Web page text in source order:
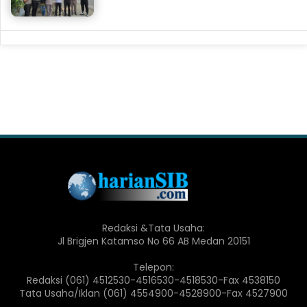
Redaksi &Tata Usaha:
Jl Brigjen Katamso No 66 AB Medan 20151
Telepon:
Redaksi (061) 4512530-4516530-4518530-Fax 4538150
Tata Usaha/Iklan (061) 4554900-4528900-Fax 4527900